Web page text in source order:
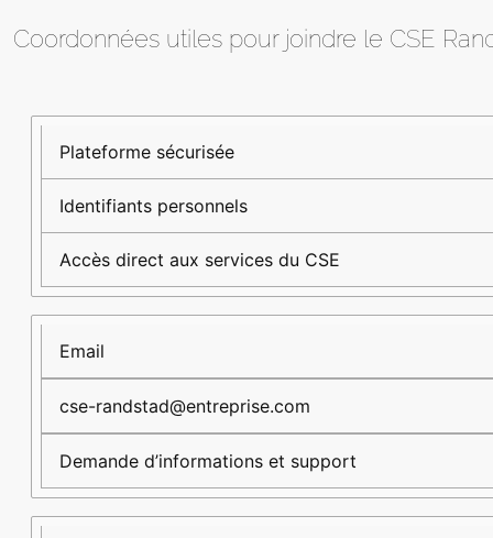
Coordonnées utiles pour joindre le CSE
Canal
Contact
Description
Plateforme sécurisée
Identifiants personnels
Accès direct aux services du CSE
Email
cse-randstad@entreprise.com
Demande d’informations et support